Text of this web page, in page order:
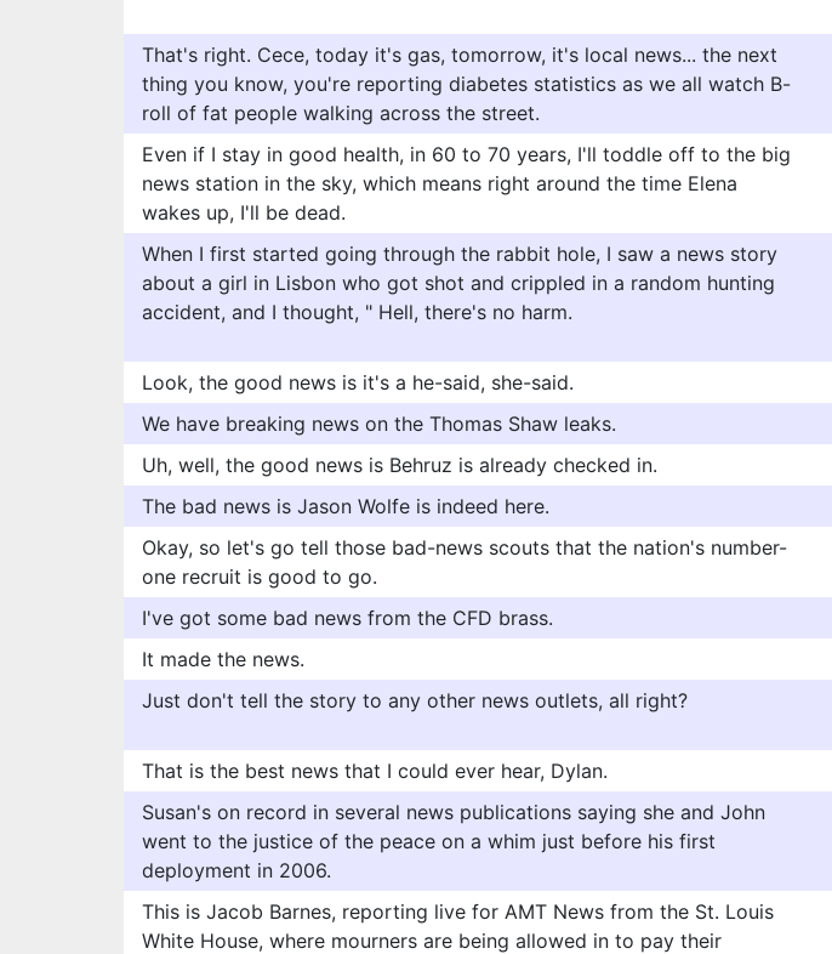
That's right. Cece, today it's gas, tomorrow, it's local news... the next
thing you know, you're reporting diabetes statistics as we all watch B-
roll of fat people walking across the street.
Even if I stay in good health, in 60 to 70 years, I'll toddle off to the big
news station in the sky, which means right around the time Elena
wakes up, I'll be dead.
When I first started going through the rabbit hole, I saw a news story
about a girl in Lisbon who got shot and crippled in a random hunting
accident, and I thought, " Hell, there's no harm.
Look, the good news is it's a he-said, she-said.
We have breaking news on the Thomas Shaw leaks.
Uh, well, the good news is Behruz is already checked in.
The bad news is Jason Wolfe is indeed here.
Okay, so let's go tell those bad-news scouts that the nation's number-
one recruit is good to go.
I've got some bad news from the CFD brass.
It made the news.
Just don't tell the story to any other news outlets, all right?
That is the best news that I could ever hear, Dylan.
Susan's on record in several news publications saying she and John
went to the justice of the peace on a whim just before his first
deployment in 2006.
This is Jacob Barnes, reporting live for AMT News from the St. Louis
White House, where mourners are being allowed in to pay their